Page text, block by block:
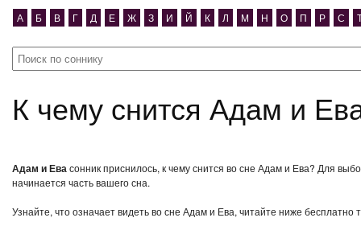
А Б В Г Д Е Ж З И Й К Л М Н О П Р С
К чему снится Адам и
Адам и Евасонник приснилось, к чему снится во сне Адам и Ева? Для
начинается часть вашего сна.
Узнайте, что означает видеть во сне Адам и Ева, читайте ниже бесплатно